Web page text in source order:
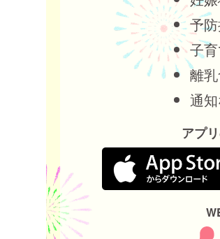
予
子
離
通
アプ